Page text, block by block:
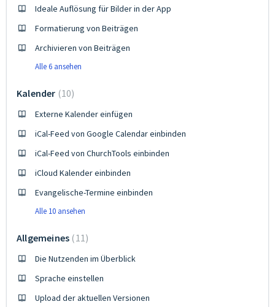
Ideale Auflösung für Bilder in der App
Formatierung von Beiträgen
Archivieren von Beiträgen
Alle 6 ansehen
Kalender 10
Externe Kalender einfügen
iCal-Feed von Google Calendar einbinden
iCal-Feed von ChurchTools einbinden
iCloud Kalender einbinden
Evangelische-Termine einbinden
Alle 10 ansehen
Allgemeines 11
Die Nutzenden im Überblick
Sprache einstellen
Upload der aktuellen Versionen